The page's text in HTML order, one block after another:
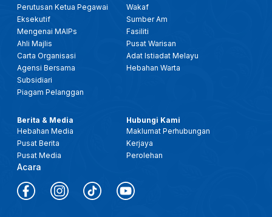
Perutusan Ketua Pegawai
Eksekutif
Mengenai MAIPs
Ahli Majlis
Carta Organisasi
Agensi Bersama
Subsidiari
Piagam Pelanggan
Wakaf
Sumber Am
Fasiliti
Pusat Warisan
Adat Istiadat Melayu
Hebahan Warta
Berita & Media
Hebahan Media
Pusat Berita
Pusat Media
Acara
Hubungi Kami
Maklumat Perhubungan
Kerjaya
Perolehan